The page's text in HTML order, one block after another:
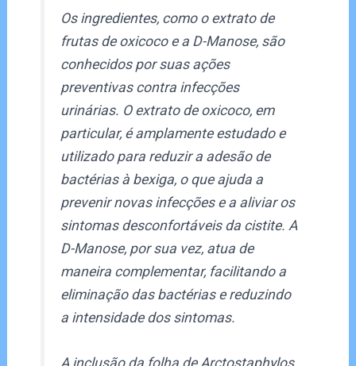
Os ingredientes, como o extrato de
frutas de oxicoco e a D-Manose, são
conhecidos por suas ações
preventivas contra infecções
urinárias. O extrato de oxicoco, em
particular, é amplamente estudado e
utilizado para reduzir a adesão de
bactérias à bexiga, o que ajuda a
prevenir novas infecções e a aliviar os
sintomas desconfortáveis da cistite. A
D-Manose, por sua vez, atua de
maneira complementar, facilitando a
eliminação das bactérias e reduzindo
a intensidade dos sintomas.